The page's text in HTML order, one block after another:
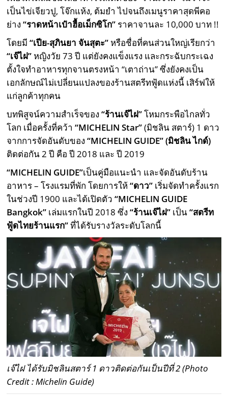
เป็นไข่เจียวปู, โจ๊กแห้ง, ต้มยำ ไปจนถึงเมนูราคาสุดพีคอ
ย่าง“ราดหน้าเป๋าฮื้อเม็กซิโก” ราคาจานละ 10,000 บาท !!
โดยมี“เปีย-สุภินยา จันสุตะ” หรือชื่อที่คนส่วนใหญ่เรียกว่า
“เจ๊ไฝ” หญิงวัย 73 ปี แต่ยังคงแข็งแรง และกระฉับกระเฉง
ตั้งใจทำอาหารทุกจานตรงหน้า “เตาถ่าน” ซึ่งยังคงเป็น
เอกลักษณ์ไม่เปลี่ยนแปลงของร้านสตรีทฟู้ดแห่งนี้ เสิร์ฟให้
แก่ลูกค้าทุกคน
บทพิสูจน์ความสำเร็จของ “ร้านเจ๊ไฝ”โหมกระพือไกลทั่ว
โลก เมื่อครั้งที่คว้า“MICHELIN Star”(มิชลิน สตาร์) 1 ดาว
จากการจัดอันดับของ“MICHELIN GUIDE” (มิชลิน ไกด์)
ติดต่อกัน 2 ปี คือ ปี 2018 และ ปี 2019
“MICHELIN GUIDE”เป็นคู่มือแนะนำ และจัดอันดับร้าน
อาหาร – โรงแรมที่พัก โดยการให้“ดาว” เริ่มจัดทำครั้งแรก
ในช่วงปี 1900 และได้เปิดตัว“MICHELIN GUIDE
Bangkok” เล่มแรกในปี 2018 ซึ่ง“ร้านเจ๊ไฝ” เป็น“สตรีท
ฟู้ดไทยร้านแรก”ที่ได้รับรางวัลระดับโลกนี้
เจ๊ไฝ ได้รับมิชลินสตาร์ 1 ดาวติดต่อกันเป็นปีที่ 2 (Photo
Credit : Michelin Guide)